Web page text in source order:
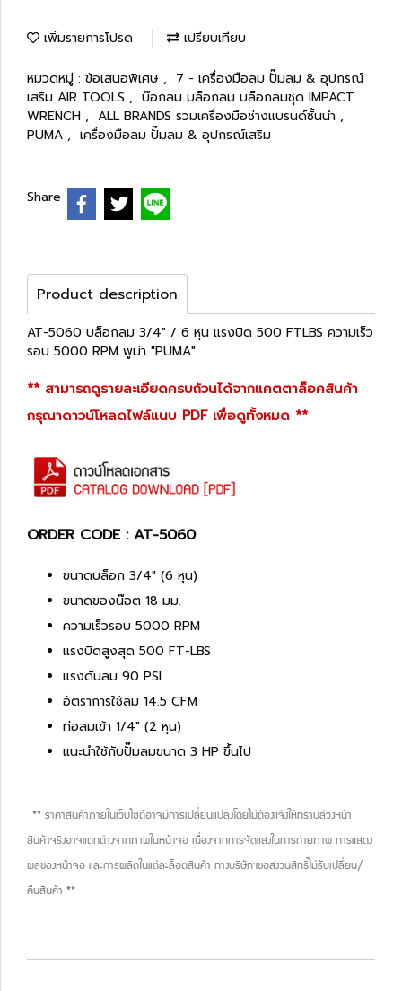
เพิ่มรายการโปรด เปรียบเทียบ
หมวดหมู่ : ข้อเสนอพิเศษ , 7 - เครื่องมือลม ปั๊มลม & อุปกรณ์
เสริม AIR TOOLS , บ๊อกลม บล็อกลม บล็อกลมชุด IMPACT
WRENCH , ALL BRANDS รวมเครื่องมือช่างแบรนด์ชั้นนำ ,
PUMA , เครื่องมือลม ปั๊มลม & อุปกรณ์เสริม
Share
Product description
AT-5060 บล็อกลม 3/4" / 6 หุน แรงบิด 500 FTLBS ความเร็ว
รอบ 5000 RPM พูม่า "PUMA"
** สามารถดูรายละเอียดครบถ้วนได้จากแคตตาล็อคสินค้า
กรุณาดาวน์โหลดไฟล์แนบ PDF เพื่อดูทั้งหมด **
ORDER CODE : AT-5060
ขนาดบล็อก 3/4" (6 หุน)
ขนาดของน๊อต 18 มม.
ความเร็วรอบ 5000 RPM
แรงบิดสูงสุด 500 FT-LBS
แรงดันลม 90 PSI
อัตราการใช้ลม 14.5 CFM
ท่อลมเข้า 1/4" (2 หุน)
แนะนำใช้กับปั๊มลมขนาด 3 HP ขึ้นไป
** ราคาสินค้าภายในเว็บไซต์อาจมีการเปลี่ยนแปลงโดยไม่ต้องแจ้งให้ทราบล่วงหน้า
สินค้าจริงอาจแตกต่างจากภาพในหน้าจอ เนื่องจากการจัดแสงในการถ่ายภาพ การแสดง
ผลของหน้าจอ และการผลิตในแต่ละล็อตสินค้า ทางบริษัทฯขอสงวนสิทธิ์ไม่รับเปลี่ยน/
คืนสินค้า **